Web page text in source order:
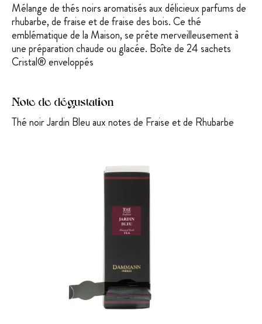
Mélange de thés noirs aromatisés aux délicieux parfums de
rhubarbe, de fraise et de fraise des bois. Ce thé
emblématique de la Maison, se prête merveilleusement à
une préparation chaude ou glacée. Boîte de 24 sachets
Cristal® enveloppés
Note de dégustation
Thé noir Jardin Bleu aux notes de Fraise et de Rhubarbe